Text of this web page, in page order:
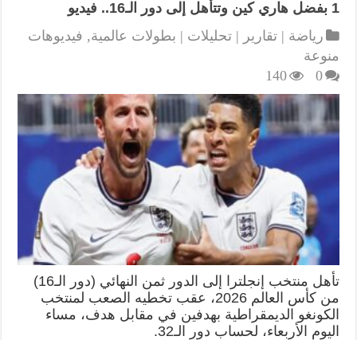
1 بفضل هاري كين وتتأهل إلى دور الـ16.. فيديو
رياضة | تقارير | تحليلات | بطولات عالمية, فيديوهات
منوعة
0
140
تأهل منتخب إنجلترا إلى الدور ثمن النهائي (دور الـ16)
من كأس العالم 2026، عقب تخطيه الصعب لمنتخب
الكونغو الديمقراطية بهدفين في مقابل هدف، مساء
اليوم الأربعاء، لحساب دور الـ32.